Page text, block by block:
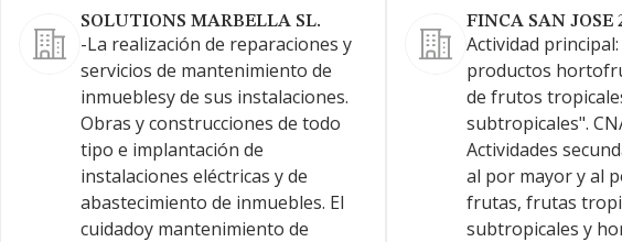
SOLUTIONS MARBELLA SL.
-La realización de reparaciones y
servicios de mantenimiento de
inmueblesy de sus instalaciones.
Obras y construcciones de todo
tipo e implantación de
instalaciones eléctricas y de
abastecimiento de inmuebles. El
cuidadoy mantenimiento de
FINCA SAN JOSE
Actividad
productos
de frutos
subtropicales".
Actividades
al por mayor y al
frutas, frutas
subtropicales y